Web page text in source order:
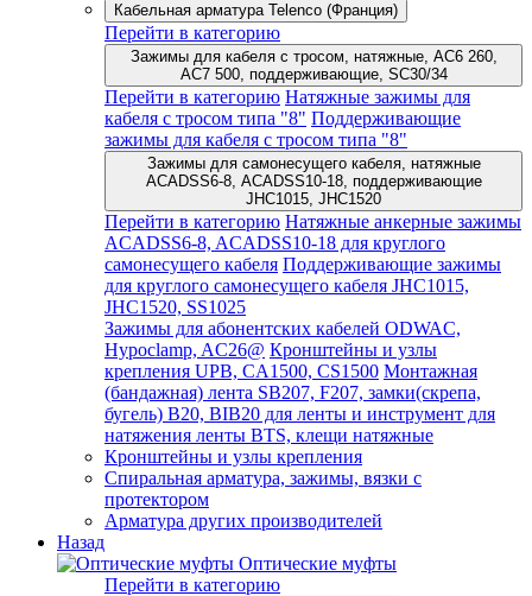
Кабельная арматура Telenco (Франция)
Перейти в категорию
Зажимы для кабеля с тросом, натяжные, AC6 260,
AC7 500, поддерживающие, SC30/34
Перейти в категорию Натяжные зажимы для
кабеля с тросом типа "8" Поддерживающие
зажимы для кабеля с тросом типа "8"
Зажимы для самонесущего кабеля, натяжные
ACADSS6-8, ACADSS10-18, поддерживающие
JHC1015, JHC1520
Перейти в категорию Натяжные анкерные зажимы
ACADSS6-8, ACADSS10-18 для круглого
самонесущего кабеля Поддерживающие зажимы
для круглого самонесущего кабеля JHC1015,
JHC1520, SS1025
Зажимы для абонентских кабелей ODWAC,
Hypoclamp, AC26@ Кронштейны и узлы
крепления UPB, CA1500, CS1500 Монтажная
(бандажная) лента SB207, F207, замки(скрепа,
бугель) B20, BIB20 для ленты и инструмент для
натяжения ленты BTS, клещи натяжные
Кронштейны и узлы крепления
Спиральная арматура, зажимы, вязки с
протектором
Арматура других производителей
Назад
Оптические муфты
Перейти в категорию